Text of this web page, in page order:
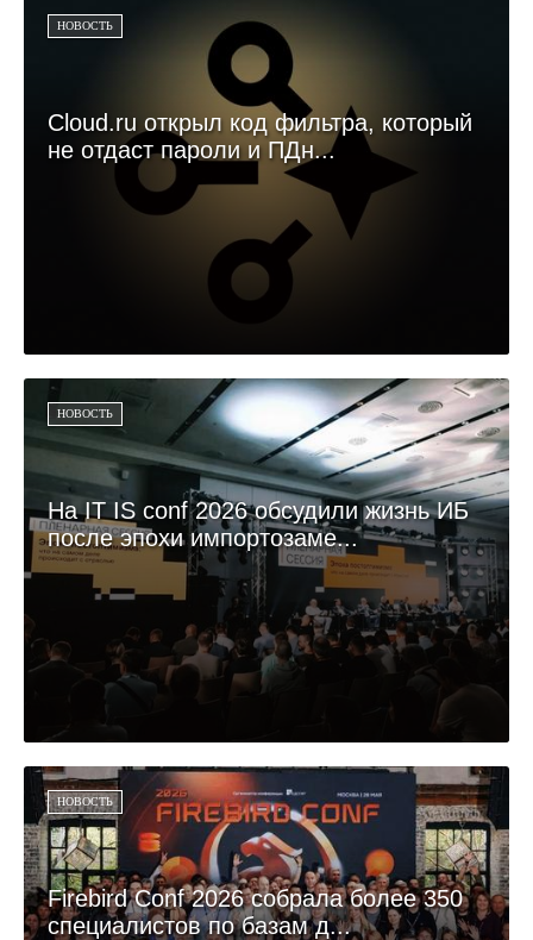
НОВОСТЬ
Cloud.ru открыл код фильтра, который
не отдаст пароли и ПДн...
НОВОСТЬ
На IT IS conf 2026 обсудили жизнь ИБ
после эпохи импортозаме...
НОВОСТЬ
Firebird Conf 2026 собрала более 350
специалистов по базам д...